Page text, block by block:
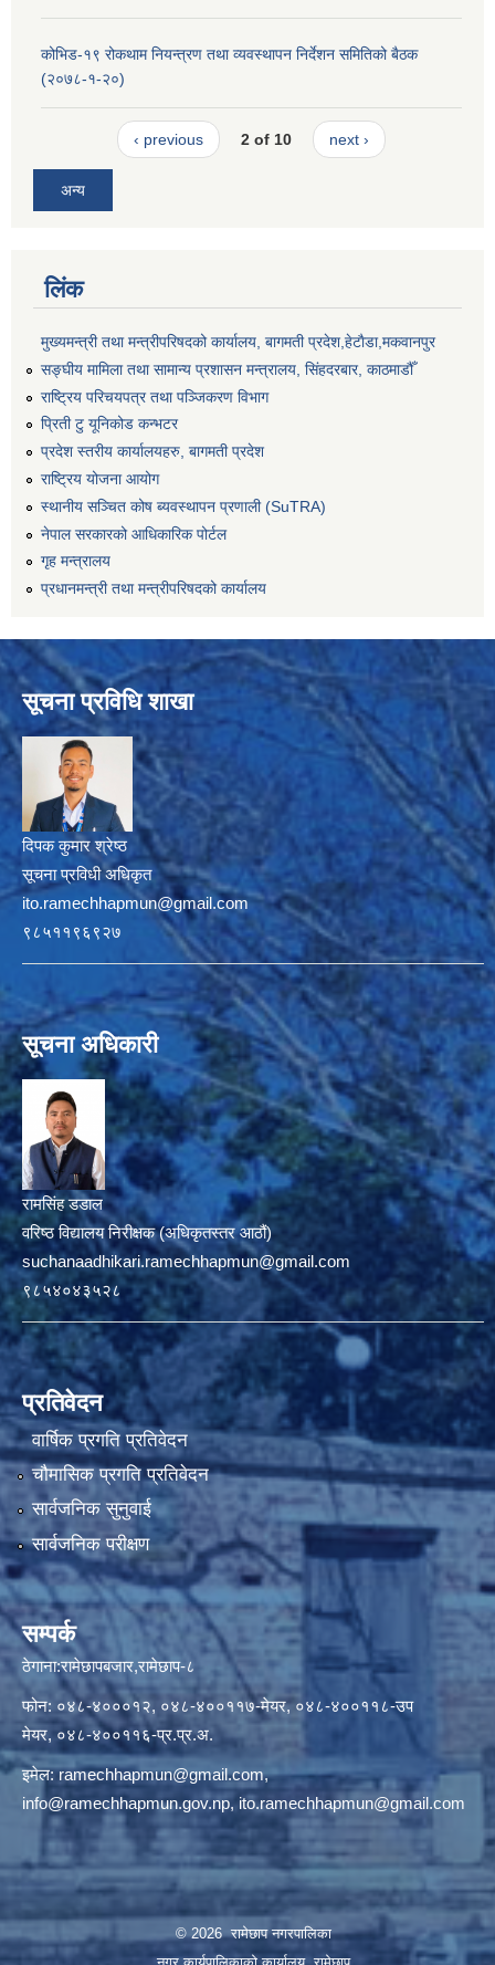
कोभिड-१९ रोकथाम नियन्त्रण तथा व्यवस्थापन निर्देशन समितिको बैठक
(२०७८-१-२०)
‹ previous 2 of 10 next ›
अन्य
लिंक
मुख्यमन्त्री तथा मन्त्रीपरिषदको कार्यालय, बागमती प्रदेश,हेटाैडा,मकवानपुर
सङ्‍घीय मामिला तथा सामान्य प्रशासन मन्त्रालय, सिंहदरबार, काठमाडौँ
राष्ट्रिय परिचयपत्र तथा पञ्जिकरण विभाग
प्रिती टु यूनिकोड कन्भटर
प्रदेश स्तरीय कार्यालयहरु, बागमती प्रदेश
राष्ट्रिय योजना आयोग
स्थानीय सञ्चित कोष ब्यवस्थापन प्रणाली (SuTRA)
नेपाल सरकारको आधिकारिक पोर्टल
गृह मन्त्रालय
प्रधानमन्त्री तथा मन्त्रीपरिषदको कार्यालय
सूचना प्रविधि शाखा
दिपक कुमार श्रेष्ठ
सूचना प्रविधी अधिकृत
ito.ramechhapmun@gmail.com
९८५११९६९२७
सूचना अधिकारी
रामसिंह डडाल
वरिष्ठ विद्यालय निरीक्षक (अधिकृतस्तर आठौं)
suchanaadhikari.ramechhapmun@gmail.com
९८५४०४३५२८
प्रतिवेदन
वार्षिक प्रगति प्रतिवेदन
चौमासिक प्रगति प्रतिवेदन
सार्वजनिक सुनुवाई
सार्वजनिक परीक्षण
सम्पर्क
ठेगाना:रामेछापबजार,रामेछाप-८
फोन: ०४८-४०००१२, ०४८-४००११७-मेयर, ०४८-४००११८-उप
मेयर, ०४८-४००११६-प्र.प्र.अ.
इमेल:ramechhapmun@gmail.com,
info@ramechhapmun.gov.np,ito.ramechhapmun@gmail.com
© 2026 रामेछाप नगरपालिका